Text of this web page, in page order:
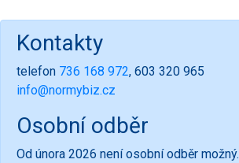
Kontakty
telefon 736 168 972, 603 320 965
info@normybiz.cz
Osobní odběr
Od února 2026 není osobní odběr možný.